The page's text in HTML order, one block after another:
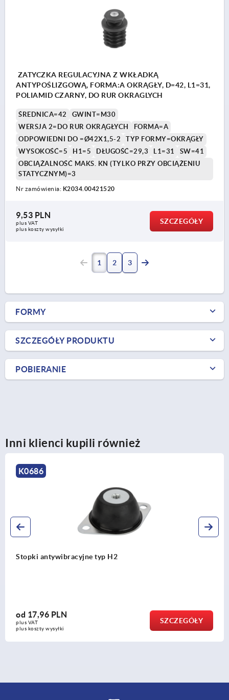
ZATYCZKA REGULACYJNA Z WKŁADKĄ
ANTYPOŚLIZGOWĄ, FORMA:A OKRĄGŁY, D=42, L1=31,
POLIAMID CZARNY, DO RUR OKRAGLYCH
ŚREDNICA=42
GWINT=M30
WERSJA 2=DO RUR OKRĄGŁYCH
FORMA=A
ODPOWIEDNI DO =Ø42X1,5-2
TYP FORMY=OKRĄGŁY
WYSOKOŚĆ=5
H1=5 DŁUGOŚĆ=29,3 L1=31
SW=41
OBCIĄŻALNOŚĆ MAKS. KN (TYLKO PRZY OBCIĄŻENIU
STATYCZNYM)=3
Nr zamówienia: K2034.00421520
9,53 PLN
plus VAT
plus koszty wysyłki
SZCZEGÓŁY
1 2 3
FORMY
SZCZEGÓŁY PRODUKTU
POBIERANIE
Inni klienci kupili również
typ H2
209,48
plus VAT
plus koszty wysyłki